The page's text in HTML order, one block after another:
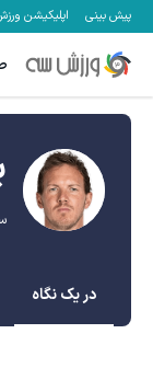
پیش بینی اپلیکیشن
در یک نگاه